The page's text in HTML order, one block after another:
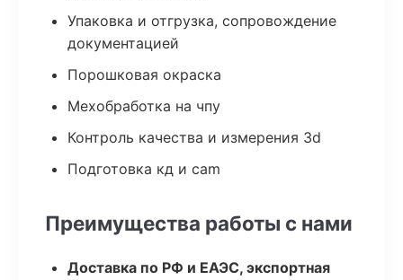
Упаковка и отгрузка, сопровождение
документацией
Порошковая окраска
Мехобработка на чпу
Контроль качества и измерения 3d
Подготовка кд и cam
Преимущества работы с нами
Доставка по РФ и ЕАЭС, экспортная